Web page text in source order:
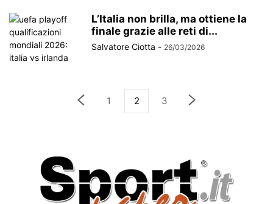
L’Italia non brilla, ma ottiene la
finale grazie alle reti di...
Salvatore Ciotta - 26/03/2026
1 2 3